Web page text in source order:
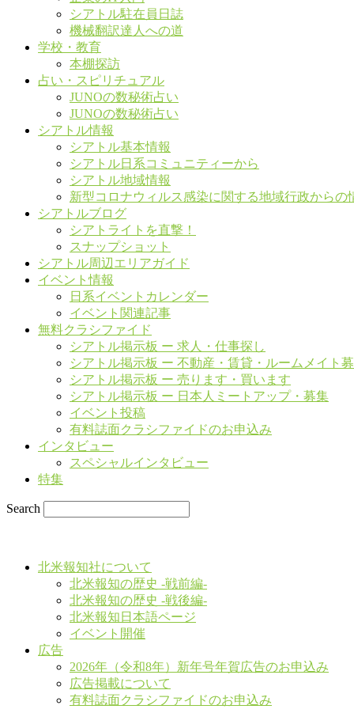
シアトル駐在員日誌
機械翻訳達人への道
学校・教育
本棚探訪
占い・スピリチュアル
JUNOの数秘術占い
JUNOの数秘術占い
シアトル情報
シアトル基本情報
シアトル日系コミュニティーから
シアトル地域情報
新型コロナウィルス感染に関する地域行政からの
シアトルブログ
シアトライトを直撃！
スナップショット
シアトル周辺エリアガイド
イベント情報
日系イベントカレンダー
イベント関連記事
無料クラシファイド
シアトル掲示板 ー 求人・仕事探し
シアトル掲示板 ー 不動産・賃貸・ルームメイト
シアトル掲示板 ー 売ります・買います
シアトル掲示板 ー 日本人ミートアップ・募集
イベント投稿
有料誌面クラシファイドのお申込み
インタビュー
スペシャルインタビュー
特集
Search
北米報知社について
北米報知の歴史 -戦前編-
北米報知の歴史 -戦後編-
北米報知日本語ページ
イベント開催
広告
2026年（令和8年）新年号年賀広告のお申込み
広告掲載について
有料誌面クラシファイドのお申込み